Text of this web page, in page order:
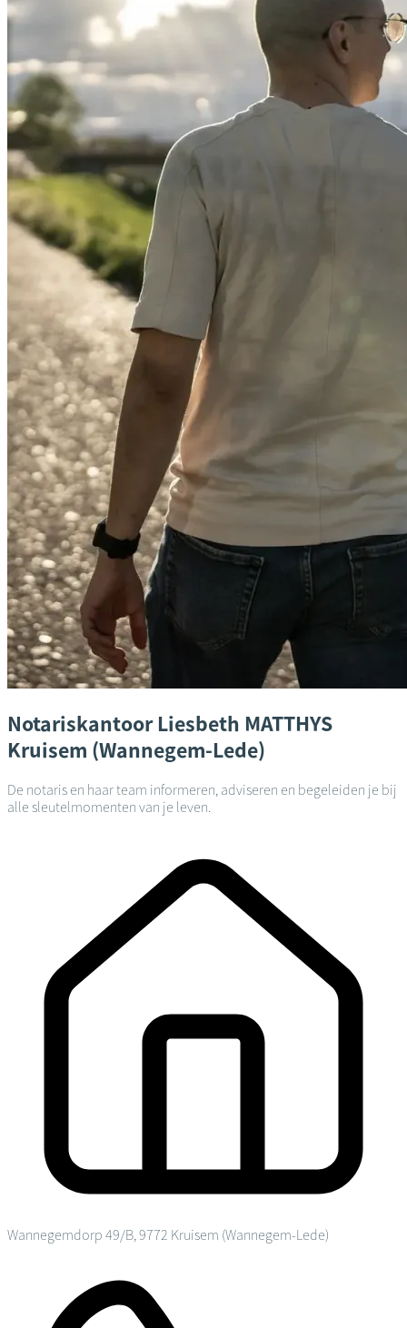
Notariskantoor Liesbeth MATTHYS
Kruisem (Wannegem-Lede)
De notaris en haar team informeren, adviseren en begeleiden je bij
alle sleutelmomenten van je leven.
Wannegemdorp 49/B, 9772 Kruisem (Wannegem-Lede)